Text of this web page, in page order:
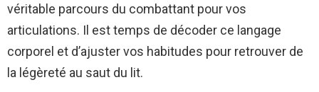
véritable parcours du combattant pour vos
articulations. Il est temps de décoder ce langage
corporel et d’ajuster vos habitudes pour retrouver de
la légèreté au saut du lit.